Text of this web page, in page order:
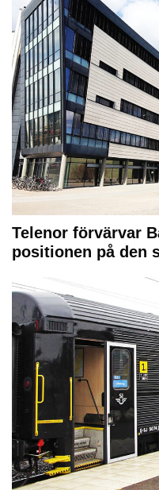
Telenor förvärvar
positionen på den